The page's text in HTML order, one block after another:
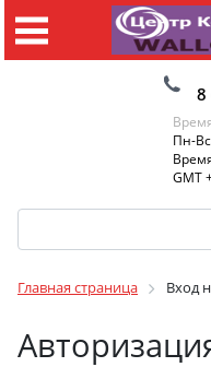
8
Пн-
GMT
Главная страница Вход